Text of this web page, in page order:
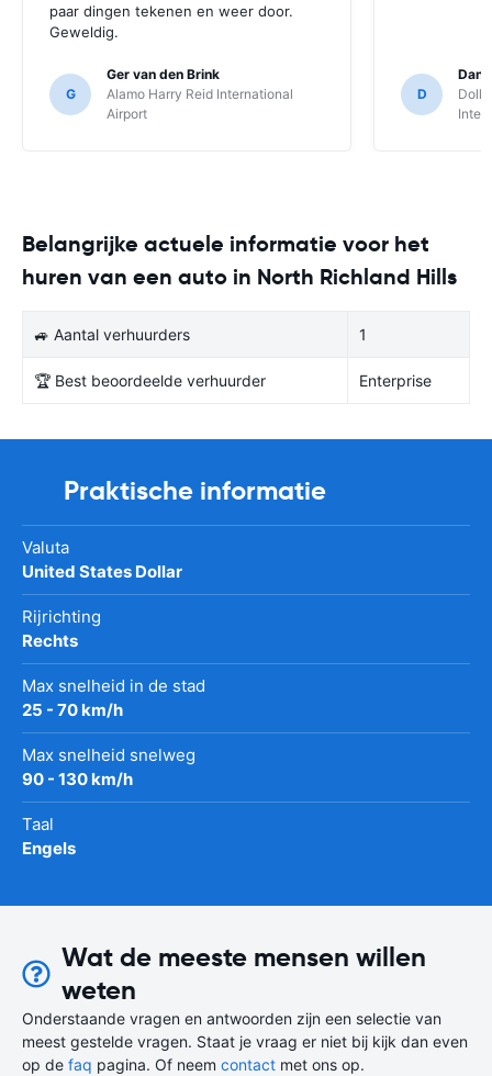
paar dingen tekenen en weer door.
Geweldig.
G
Ger van den Brink
Alamo Harry Reid International
Airport
D
Belangrijke actuele informatie voor het
huren van een auto in North Richland Hills
🚙 Aantal verhuurders 1
🏆 Best beoordeelde verhuurder Enterprise
Praktische informatie
Valuta
United States Dollar
Rijrichting
Rechts
Max snelheid in de stad
25 - 70 km/h
Max snelheid snelweg
90 - 130 km/h
Taal
Engels
Wat de meeste mensen willen
weten
Onderstaande vragen en antwoorden zijn een selectie van
meest gestelde vragen. Staat je vraag er niet bij kijk dan even
op de faq pagina. Of neem contact met ons op.